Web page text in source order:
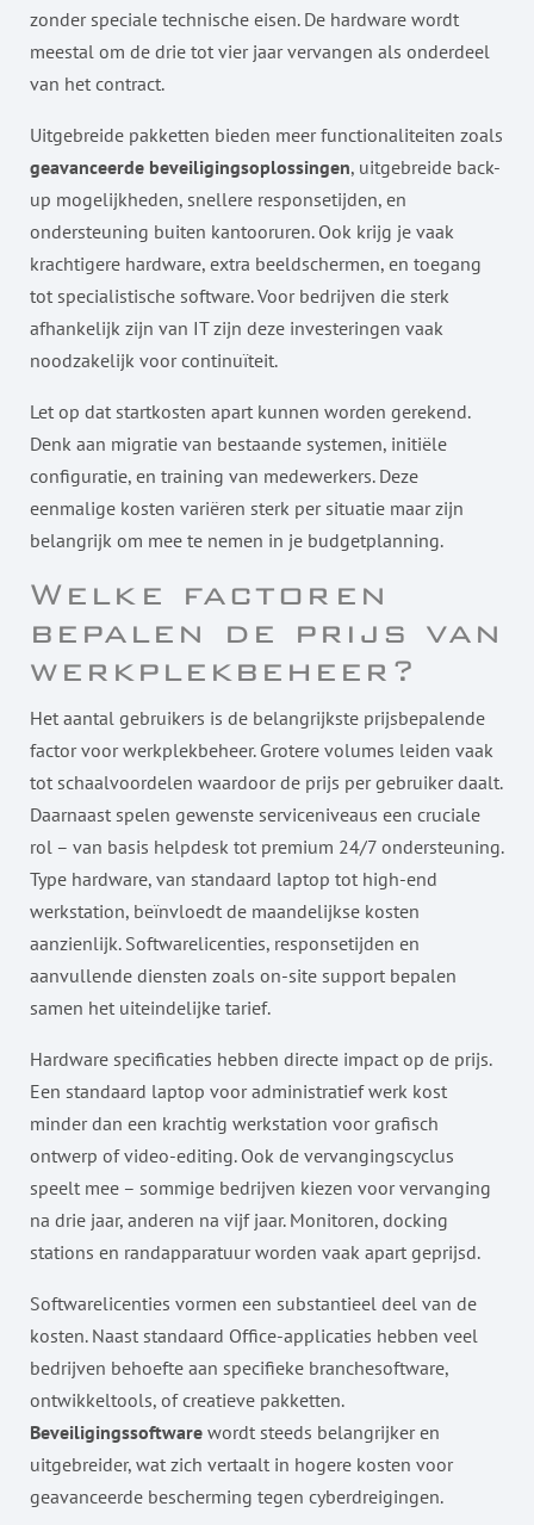
zonder speciale technische eisen. De hardware wordt
meestal om de drie tot vier jaar vervangen als onderdeel
van het contract.
Uitgebreide pakketten bieden meer functionaliteiten zoals
geavanceerde beveiligingsoplossingen, uitgebreide back-
up mogelijkheden, snellere responsetijden, en
ondersteuning buiten kantooruren. Ook krijg je vaak
krachtigere hardware, extra beeldschermen, en toegang
tot specialistische software. Voor bedrijven die sterk
afhankelijk zijn van IT zijn deze investeringen vaak
noodzakelijk voor continuïteit.
Let op dat startkosten apart kunnen worden gerekend.
Denk aan migratie van bestaande systemen, initiële
configuratie, en training van medewerkers. Deze
eenmalige kosten variëren sterk per situatie maar zijn
belangrijk om mee te nemen in je budgetplanning.
Welke factoren
bepalen de prijs van
werkplekbeheer?
Het aantal gebruikers is de belangrijkste prijsbepalende
factor voor werkplekbeheer. Grotere volumes leiden vaak
tot schaalvoordelen waardoor de prijs per gebruiker daalt.
Daarnaast spelen gewenste serviceniveaus een cruciale
rol – van basis helpdesk tot premium 24/7 ondersteuning.
Type hardware, van standaard laptop tot high-end
werkstation, beïnvloedt de maandelijkse kosten
aanzienlijk. Softwarelicenties, responsetijden en
aanvullende diensten zoals on-site support bepalen
samen het uiteindelijke tarief.
Hardware specificaties hebben directe impact op de prijs.
Een standaard laptop voor administratief werk kost
minder dan een krachtig werkstation voor grafisch
ontwerp of video-editing. Ook de vervangingscyclus
speelt mee – sommige bedrijven kiezen voor vervanging
na drie jaar, anderen na vijf jaar. Monitoren, docking
stations en randapparatuur worden vaak apart geprijsd.
Softwarelicenties vormen een substantieel deel van de
kosten. Naast standaard Office-applicaties hebben veel
bedrijven behoefte aan specifieke branchesoftware,
ontwikkeltools, of creatieve pakketten.
Beveiligingssoftware wordt steeds belangrijker en
uitgebreider, wat zich vertaalt in hogere kosten voor
geavanceerde bescherming tegen cyberdreigingen.